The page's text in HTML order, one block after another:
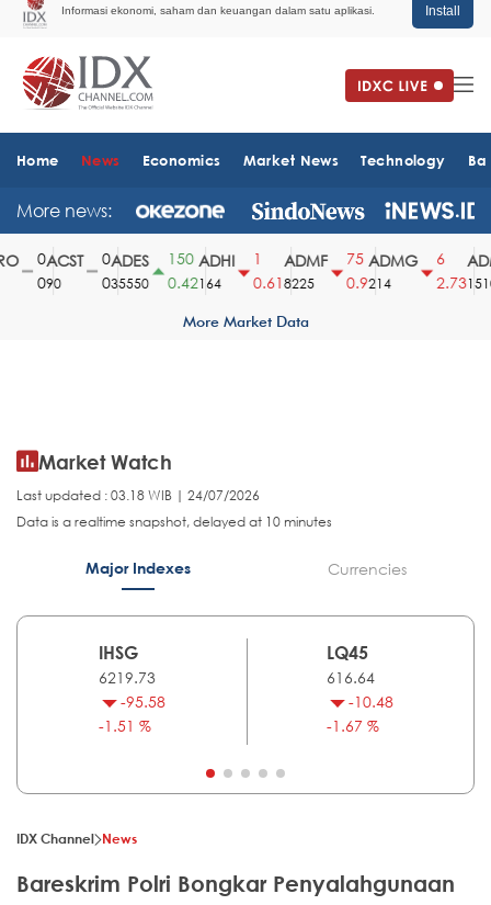
Informasi ekonomi, saham dan keuangan dalam satu aplikasi. Install
Home News Economics Market News Technology
More news:
ACST
90
ADES
35550
150
0.42
ADHI
164
0.61
ADMF
8225
75
0.9
ADMG
214
2.731510
More Market Data
Market Watch
Last updated : 03.18 WIB | 24/07/2026
Data is a realtime snapshot, delayed at 10 minutes
Major Indexes Currencies
IHSG
6219.73
-95.58
-1.51 %
LQ45
616.64
-10.48
-1.67 %
IDX Channel News
Bareskrim Polri Bongkar Penyalahgunaan